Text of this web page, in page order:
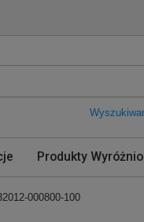
Produkty
000800-100